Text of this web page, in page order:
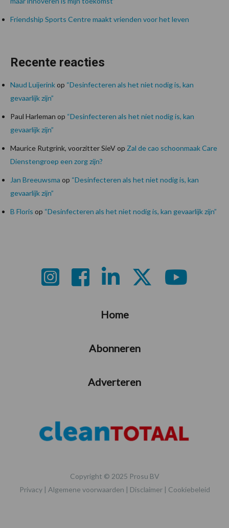
Friendship Sports Centre maakt vrienden voor het leven
Recente reacties
Naud Luijerinkop “Desinfecteren als het niet nodig is, kan
gevaarlijk zijn”
Paul Harleman op “Desinfecteren als het niet nodig is, kan
gevaarlijk zijn”
Maurice Rutgrink, voorzitter SieVop Zal de cao schoonmaak Care
Dienstengroep een zorg zijn?
Jan Breeuwsma op “Desinfecteren als het niet nodig is, kan
gevaarlijk zijn”
B Floris op “Desinfecteren als het niet nodig is, kan gevaarlijk zijn”
Home
Abonneren
Adverteren
Copyright © 2025 Prosu BV
Privacy| Algemene voorwaarden | Disclaimer| Cookiebeleid